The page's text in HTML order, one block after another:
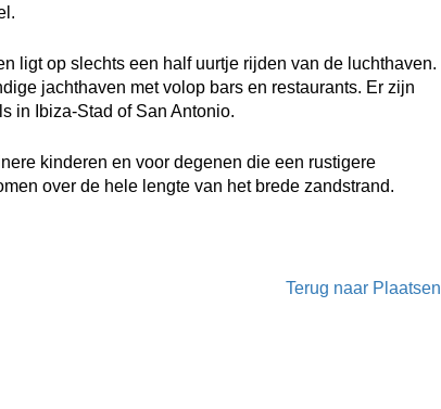
ligt op slechts een half uurtje rijden van de luchthaven.
jachthaven met volop bars en restaurants. Er zijn
in Ibiza-Stad of San Antonio.
kinderen en voor degenen die een rustigere
over de hele lengte van het brede zandstrand.
Terug naar Plaatsen